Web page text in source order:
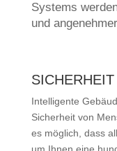
Systems
und
SICHERHEIT
Intelligente
Sicherheit von
es möglich, dass